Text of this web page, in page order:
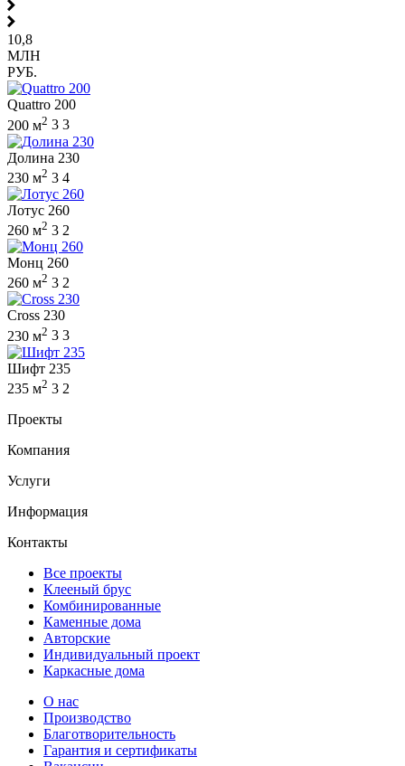
10,8
МЛН
РУБ.
Quattro 200
200 м2 3 3
Долина 230
230 м2 3 4
Лотус 260
260 м2 3 2
Монц 260
260 м2 3 2
Cross 230
230 м2 3 3
Шифт 235
235 м2 3 2
Проекты
Компания
Услуги
Информация
Контакты
Все проекты
Клееный брус
Комбинированные
Каменные дома
Авторские
Индивидуальный проект
Каркасные дома
О нас
Производство
Благотворительность
Гарантия и сертификаты